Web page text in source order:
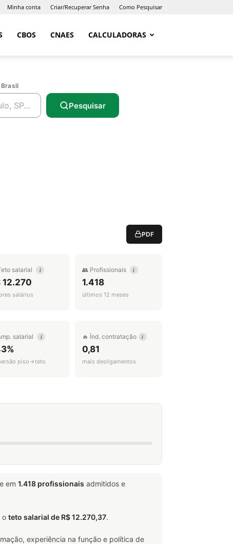
Minha conta Criar/Recuperar Senha Como Pesquisar
CBOS CNAES CALCULADORAS
Brasil
Pesquisar
PDF
salarial i
12.270
salários
👥 Profissionais i
1.418
últimos 12 meses
salarial i
piso→teto
🔥 Índ. contratação i
0,81
mais desligamentos
em 1.418 profissionais admitidos e
o teto salarial de R$ 12.270,37.
experiência na função e política de